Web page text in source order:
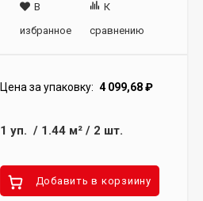
В
избранное
К
сравнению
Цена за упаковку: 4 099,68₽
1 уп. / 1.44м²/ 2 шт.
Добавить в корзиину